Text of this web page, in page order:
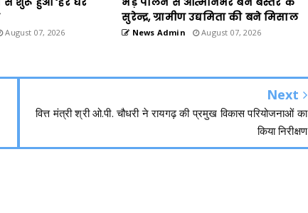
August 07, 2026
सुरेन्द्र, ग्रामीण उद्यमिता की बने मिसाल
News Admin August 07, 2026
Next
वित्त मंत्री श्री ओ.पी. चौधरी ने रायगढ़ की प्रमुख विकास परियोजनाओं का
किया निरीक्षण